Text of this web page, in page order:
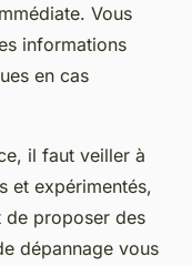
Vous
informations
en cas
il faut veiller à
et expérimentés,
de proposer des
dépannage vous